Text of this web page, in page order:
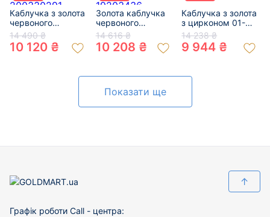
Каблучка з золота
червоного
кольору з
цирконом 01-
200330291
14 490 ₴
10 120 ₴
Золота каблучка
червоного
кольору з
цирконом 01-
19203436
14 616 ₴
10 208 ₴
Каблучка з золота
з цирконом 01-
19306673
14 238 ₴
9 944 ₴
Показати ще
↑
Графік роботи Call - центра: